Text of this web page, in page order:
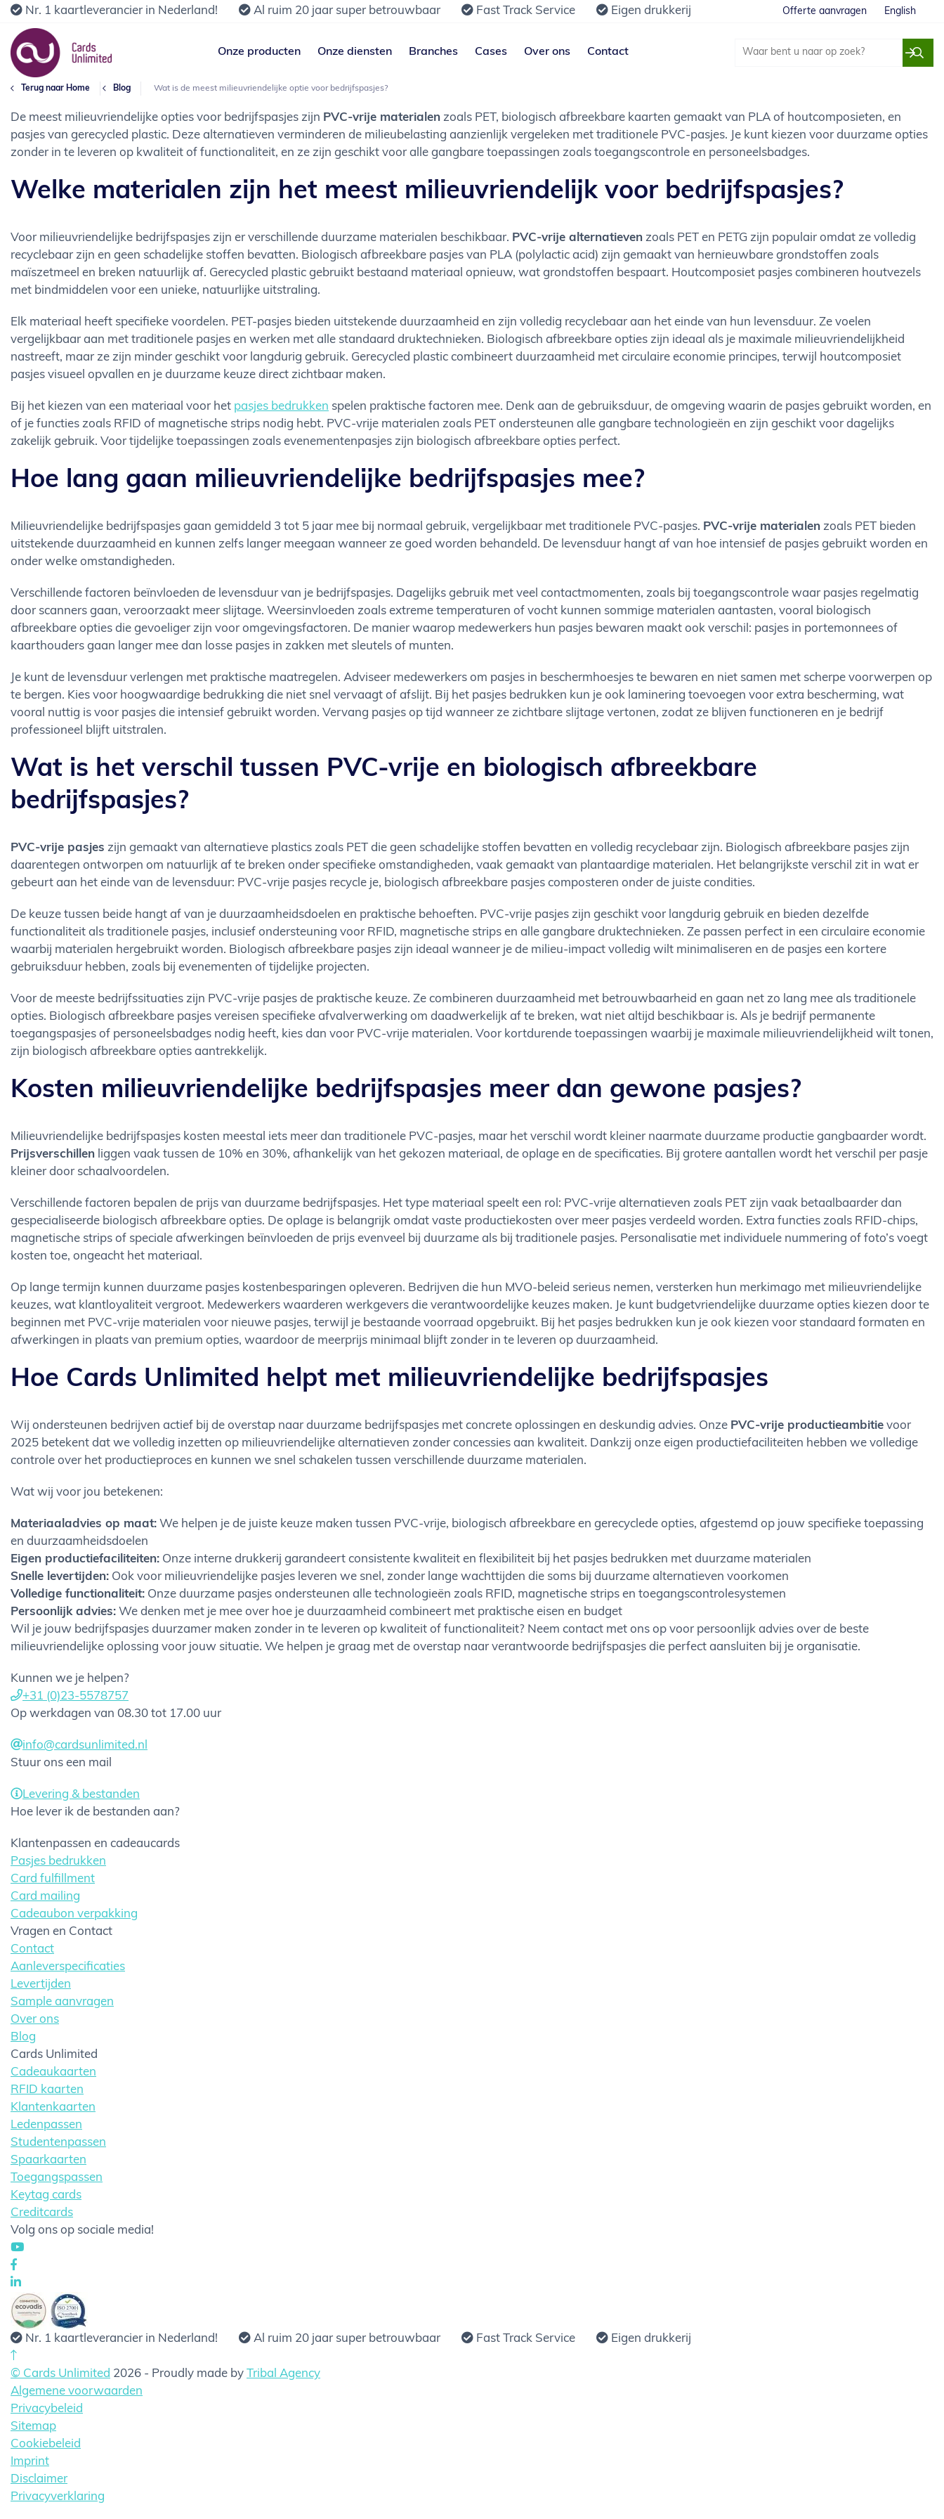
Nr. 1 kaartleverancier in Nederland! Al ruim 20 jaar super betrouwbaar Fast Track Service Eigen drukkerij Offerte aanvragen English
Onze producten Onze diensten Branches Cases Over ons Contact
Terug naar Home Blog Wat is de meest milieuvriendelijke optie voor bedrijfspasjes?
De meest milieuvriendelijke opties voor bedrijfspasjes zijn PVC-vrije materialen zoals PET, biologisch afbreekbare kaarten gemaakt van PLA of houtcomposieten, en
pasjes van gerecycled plastic. Deze alternatieven verminderen de milieubelasting aanzienlijk vergeleken met traditionele PVC-pasjes. Je kunt kiezen voor duurzame opties
zonder in te leveren op kwaliteit of functionaliteit, en ze zijn geschikt voor alle gangbare toepassingen zoals toegangscontrole en personeelsbadges.
Welke materialen zijn het meest milieuvriendelijk voor bedrijfspasjes?
Voor milieuvriendelijke bedrijfspasjes zijn er verschillende duurzame materialen beschikbaar. PVC-vrije alternatieven zoals PET en PETG zijn populair omdat ze volledig
recyclebaar zijn en geen schadelijke stoffen bevatten. Biologisch afbreekbare pasjes van PLA (polylactic acid) zijn gemaakt van hernieuwbare grondstoffen zoals
maïszetmeel en breken natuurlijk af. Gerecycled plastic gebruikt bestaand materiaal opnieuw, wat grondstoffen bespaart. Houtcomposiet pasjes combineren houtvezels
met bindmiddelen voor een unieke, natuurlijke uitstraling.
Elk materiaal heeft specifieke voordelen. PET-pasjes bieden uitstekende duurzaamheid en zijn volledig recyclebaar aan het einde van hun levensduur. Ze voelen
vergelijkbaar aan met traditionele pasjes en werken met alle standaard druktechnieken. Biologisch afbreekbare opties zijn ideaal als je maximale milieuvriendelijkheid
nastreeft, maar ze zijn minder geschikt voor langdurig gebruik. Gerecycled plastic combineert duurzaamheid met circulaire economie principes, terwijl houtcomposiet
pasjes visueel opvallen en je duurzame keuze direct zichtbaar maken.
Bij het kiezen van een materiaal voor het pasjes bedrukken spelen praktische factoren mee. Denk aan de gebruiksduur, de omgeving waarin de pasjes gebruikt worden, en
of je functies zoals RFID of magnetische strips nodig hebt. PVC-vrije materialen zoals PET ondersteunen alle gangbare technologieën en zijn geschikt voor dagelijks
zakelijk gebruik. Voor tijdelijke toepassingen zoals evenementenpasjes zijn biologisch afbreekbare opties perfect.
Hoe lang gaan milieuvriendelijke bedrijfspasjes mee?
Milieuvriendelijke bedrijfspasjes gaan gemiddeld 3 tot 5 jaar mee bij normaal gebruik, vergelijkbaar met traditionele PVC-pasjes. PVC-vrije materialen zoals PET bieden
uitstekende duurzaamheid en kunnen zelfs langer meegaan wanneer ze goed worden behandeld. De levensduur hangt af van hoe intensief de pasjes gebruikt worden en
onder welke omstandigheden.
Verschillende factoren beïnvloeden de levensduur van je bedrijfspasjes. Dagelijks gebruik met veel contactmomenten, zoals bij toegangscontrole waar pasjes regelmatig
door scanners gaan, veroorzaakt meer slijtage. Weersinvloeden zoals extreme temperaturen of vocht kunnen sommige materialen aantasten, vooral biologisch
afbreekbare opties die gevoeliger zijn voor omgevingsfactoren. De manier waarop medewerkers hun pasjes bewaren maakt ook verschil: pasjes in portemonnees of
kaarthouders gaan langer mee dan losse pasjes in zakken met sleutels of munten.
Je kunt de levensduur verlengen met praktische maatregelen. Adviseer medewerkers om pasjes in beschermhoesjes te bewaren en niet samen met scherpe voorwerpen op
te bergen. Kies voor hoogwaardige bedrukking die niet snel vervaagt of afslijt. Bij het pasjes bedrukken kun je ook laminering toevoegen voor extra bescherming, wat
vooral nuttig is voor pasjes die intensief gebruikt worden. Vervang pasjes op tijd wanneer ze zichtbare slijtage vertonen, zodat ze blijven functioneren en je bedrijf
professioneel blijft uitstralen.
Wat is het verschil tussen PVC-vrije en biologisch afbreekbare
bedrijfspasjes?
PVC-vrije pasjes zijn gemaakt van alternatieve plastics zoals PET die geen schadelijke stoffen bevatten en volledig recyclebaar zijn. Biologisch afbreekbare pasjes zijn
daarentegen ontworpen om natuurlijk af te breken onder specifieke omstandigheden, vaak gemaakt van plantaardige materialen. Het belangrijkste verschil zit in wat er
gebeurt aan het einde van de levensduur: PVC-vrije pasjes recycle je, biologisch afbreekbare pasjes composteren onder de juiste condities.
De keuze tussen beide hangt af van je duurzaamheidsdoelen en praktische behoeften. PVC-vrije pasjes zijn geschikt voor langdurig gebruik en bieden dezelfde
functionaliteit als traditionele pasjes, inclusief ondersteuning voor RFID, magnetische strips en alle gangbare druktechnieken. Ze passen perfect in een circulaire economie
waarbij materialen hergebruikt worden. Biologisch afbreekbare pasjes zijn ideaal wanneer je de milieu-impact volledig wilt minimaliseren en de pasjes een kortere
gebruiksduur hebben, zoals bij evenementen of tijdelijke projecten.
Voor de meeste bedrijfssituaties zijn PVC-vrije pasjes de praktische keuze. Ze combineren duurzaamheid met betrouwbaarheid en gaan net zo lang mee als traditionele
opties. Biologisch afbreekbare pasjes vereisen specifieke afvalverwerking om daadwerkelijk af te breken, wat niet altijd beschikbaar is. Als je bedrijf permanente
toegangspasjes of personeelsbadges nodig heeft, kies dan voor PVC-vrije materialen. Voor kortdurende toepassingen waarbij je maximale milieuvriendelijkheid wilt tonen,
zijn biologisch afbreekbare opties aantrekkelijk.
Kosten milieuvriendelijke bedrijfspasjes meer dan gewone pasjes?
Milieuvriendelijke bedrijfspasjes kosten meestal iets meer dan traditionele PVC-pasjes, maar het verschil wordt kleiner naarmate duurzame productie gangbaarder wordt.
Prijsverschillen liggen vaak tussen de 10% en 30%, afhankelijk van het gekozen materiaal, de oplage en de specificaties. Bij grotere aantallen wordt het verschil per pasje
kleiner door schaalvoordelen.
Verschillende factoren bepalen de prijs van duurzame bedrijfspasjes. Het type materiaal speelt een rol: PVC-vrije alternatieven zoals PET zijn vaak betaalbaarder dan
gespecialiseerde biologisch afbreekbare opties. De oplage is belangrijk omdat vaste productiekosten over meer pasjes verdeeld worden. Extra functies zoals RFID-chips,
magnetische strips of speciale afwerkingen beïnvloeden de prijs evenveel bij duurzame als bij traditionele pasjes. Personalisatie met individuele nummering of foto’s voegt
kosten toe, ongeacht het materiaal.
Op lange termijn kunnen duurzame pasjes kostenbesparingen opleveren. Bedrijven die hun MVO-beleid serieus nemen, versterken hun merkimago met milieuvriendelijke
keuzes, wat klantloyaliteit vergroot. Medewerkers waarderen werkgevers die verantwoordelijke keuzes maken. Je kunt budgetvriendelijke duurzame opties kiezen door te
beginnen met PVC-vrije materialen voor nieuwe pasjes, terwijl je bestaande voorraad opgebruikt. Bij het pasjes bedrukken kun je ook kiezen voor standaard formaten en
afwerkingen in plaats van premium opties, waardoor de meerprijs minimaal blijft zonder in te leveren op duurzaamheid.
Hoe Cards Unlimited helpt met milieuvriendelijke bedrijfspasjes
Wij ondersteunen bedrijven actief bij de overstap naar duurzame bedrijfspasjes met concrete oplossingen en deskundig advies. Onze PVC-vrije productieambitie voor
2025 betekent dat we volledig inzetten op milieuvriendelijke alternatieven zonder concessies aan kwaliteit. Dankzij onze eigen productiefaciliteiten hebben we volledige
controle over het productieproces en kunnen we snel schakelen tussen verschillende duurzame materialen.
Wat wij voor jou betekenen:
Materiaaladvies op maat: We helpen je de juiste keuze maken tussen PVC-vrije, biologisch afbreekbare en gerecyclede opties, afgestemd op jouw specifieke toepassing
en duurzaamheidsdoelen
Eigen productiefaciliteiten: Onze interne drukkerij garandeert consistente kwaliteit en flexibiliteit bij het pasjes bedrukken met duurzame materialen
Snelle levertijden: Ook voor milieuvriendelijke pasjes leveren we snel, zonder lange wachttijden die soms bij duurzame alternatieven voorkomen
Volledige functionaliteit: Onze duurzame pasjes ondersteunen alle technologieën zoals RFID, magnetische strips en toegangscontrolesystemen
Persoonlijk advies: We denken met je mee over hoe je duurzaamheid combineert met praktische eisen en budget
Wil je jouw bedrijfspasjes duurzamer maken zonder in te leveren op kwaliteit of functionaliteit? Neem contact met ons op voor persoonlijk advies over de beste
milieuvriendelijke oplossing voor jouw situatie. We helpen je graag met de overstap naar verantwoorde bedrijfspasjes die perfect aansluiten bij je organisatie.
Kunnen we je helpen?
+31 (0)23-5578757
Op werkdagen van 08.30 tot 17.00 uur
info@cardsunlimited.nl
Stuur ons een mail
Levering & bestanden
Hoe lever ik de bestanden aan?
Klantenpassen en cadeaucards
Pasjes bedrukken
Card fulfillment
Card mailing
Cadeaubon verpakking
Vragen en Contact
Contact
Aanleverspecificaties
Levertijden
Sample aanvragen
Over ons
Blog
Cards Unlimited
Cadeaukaarten
RFID kaarten
Klantenkaarten
Ledenpassen
Studentenpassen
Spaarkaarten
Toegangspassen
Keytag cards
Creditcards
Volg ons op sociale media!
Nr. 1 kaartleverancier in Nederland! Al ruim 20 jaar super betrouwbaar Fast Track Service Eigen drukkerij
© Cards Unlimited 2026 - Proudly made by Tribal Agency
Algemene voorwaarden
Privacybeleid
Sitemap
Cookiebeleid
Imprint
Disclaimer
Privacyverklaring